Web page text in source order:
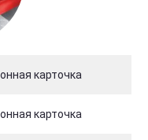
карточка
карточка